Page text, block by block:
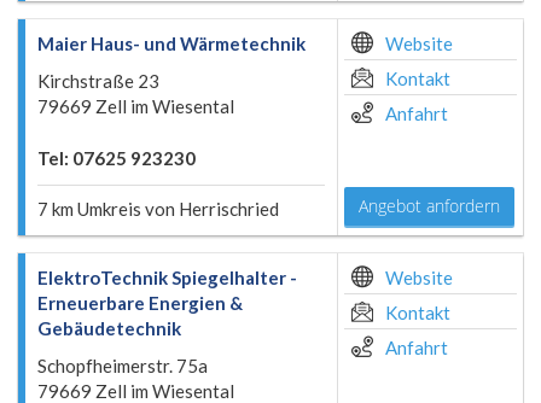
Maier Haus- und Wärmetechnik
Kirchstraße 23
79669 Zell im Wiesental
Tel: 07625 923230
7 km Umkreis von Herrischried
Website
Kontakt
Anfahrt
Angebot anfordern
ElektroTechnik Spiegelhalter -
Erneuerbare Energien &
Gebäudetechnik
Schopfheimerstr. 75a
79669 Zell im Wiesental
Website
Kontakt
Anfahrt